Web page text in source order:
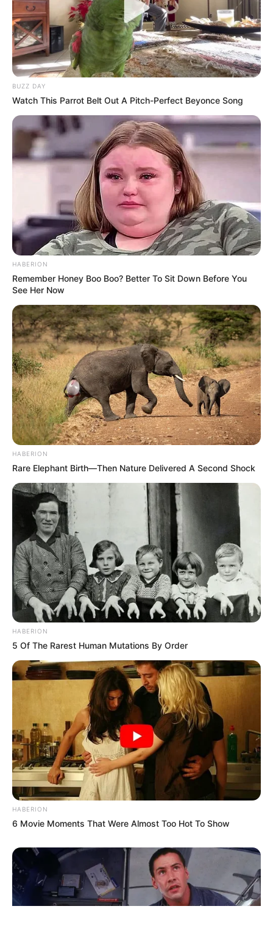
TAGS
ΧΑΛΚΙΔΑ ΝΕΑ
ΤΑΥΤΟΤΗΤΑ ΚΑΙ ΕΠΙΚΟΙΝΩΝΙΑ ΟΡΟΙ ΧΡΗΣΗΣ
© 2025 EVIANEWS του Γιώργου Κουτσελίνη
BUZZ DAY
Watch This Parrot Belt Out A Pitch-Perfect Beyonce Song
HABERION
Remember Honey Boo Boo? Better To Sit Down Before You
See Her Now
HABERION
Rare Elephant Birth—Then Nature Delivered A Second Shock
HABERION
5 Of The Rarest Human Mutations By Order
HABERION
6 Movie Moments That Were Almost Too Hot To Show